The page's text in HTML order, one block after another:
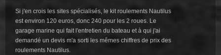
Si j'en crois les sites spécialisés, le kit roulements Nautilus
est environ 120 euros, donc 240 pour les 2 roues. Le
garage marine qui fait l'entretien du bateau et à qui j'ai
demandé un devis m'a sorti les mêmes chiffres de prix des
roulements Nautilus.